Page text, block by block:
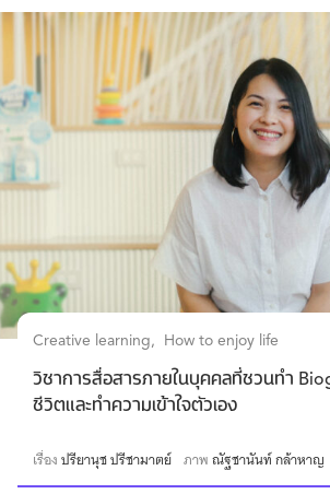
Creative learning How to enjoy life
วิชาการสื่อสารภายในบุคคลที่ชวนทำ
ชีวิตและทำความเข้าใจตัวเอง
เรื่องปรียานุช ปรีชามาตย์ ภาพณัฐชานันท์ กล้าหาญ